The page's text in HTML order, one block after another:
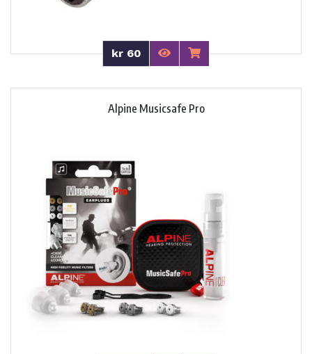
kr 60
Alpine Musicsafe Pro